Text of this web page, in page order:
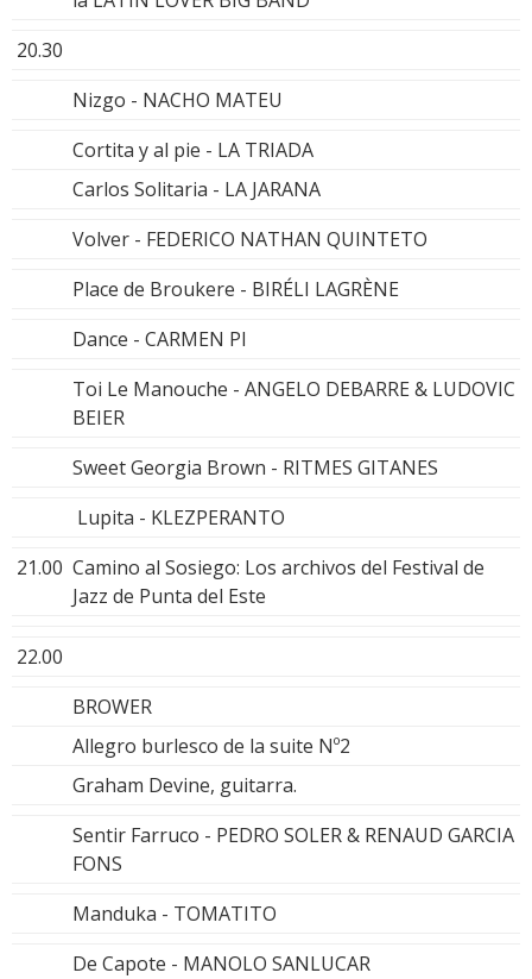
20.30
Nizgo - NACHO MATEU
Cortita y al pie - LA TRIADA
Carlos Solitaria - LA JARANA
Volver - FEDERICO NATHAN QUINTETO
Place de Broukere - BIRÉLI LAGRÈNE
Dance - CARMEN PI
Toi Le Manouche - ANGELO DEBARRE & LUDOVIC
BEIER
Sweet Georgia Brown - RITMES GITANES
Lupita - KLEZPERANTO
21.00 Camino al Sosiego: Los archivos del Festival de
Jazz de Punta del Este
22.00
BROWER
Allegro burlesco de la suite Nº2
Graham Devine, guitarra.
Sentir Farruco - PEDRO SOLER & RENAUD GARCIA
FONS
Manduka - TOMATITO
De Capote - MANOLO SANLUCAR